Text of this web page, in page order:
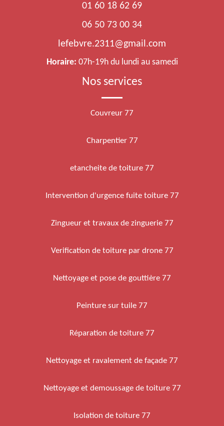
01 60 18 62 69
06 50 73 00 34
lefebvre.2311@gmail.com
Horaire: 07h-19h du lundi au samedi
Nos services
Couvreur 77
Charpentier 77
etancheite de toiture 77
Intervention d'urgence fuite toiture 77
Zingueur et travaux de zinguerie 77
Verification de toiture par drone 77
Nettoyage et pose de gouttière 77
Peinture sur tuile 77
Réparation de toiture 77
Nettoyage et ravalement de façade 77
Nettoyage et demoussage de toiture 77
Isolation de toiture 77